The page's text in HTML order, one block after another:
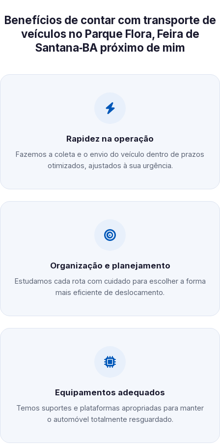
Benefícios de contar com transporte de
veículos no Parque Flora, Feira de
Santana‑BA próximo de mim
Rapidez na operação
Fazemos a coleta e o envio do veículo dentro de prazos
otimizados, ajustados à sua urgência.
Organização e planejamento
Estudamos cada rota com cuidado para escolher a forma
mais eficiente de deslocamento.
Equipamentos adequados
Temos suportes e plataformas apropriadas para manter
o automóvel totalmente resguardado.